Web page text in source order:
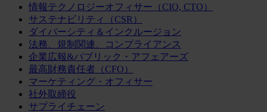
情報テクノロジーオフィサー（CIO, CTO）
サステナビリティ（CSR）
ダイバーシティ＆インクルージョン
法務、規制関連、コンプライアンス
企業広報&パブリック・アフェアーズ
最高財務責任者（CFO）
マーケティング・オフィサー
社外取締役
サプライチェーン